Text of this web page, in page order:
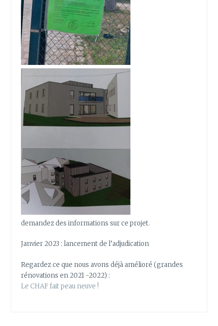
demandez des informations sur ce projet.
Janvier 2023 : lancement de l’adjudication
Regardez ce que nous avons déjà amélioré (grandes
rénovations en 2021 -2022) :
Le CHAF fait peau neuve !